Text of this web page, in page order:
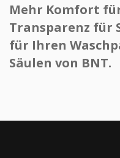
Mehr Komfort
Transparenz für
für Ihren
Säulen von BNT.